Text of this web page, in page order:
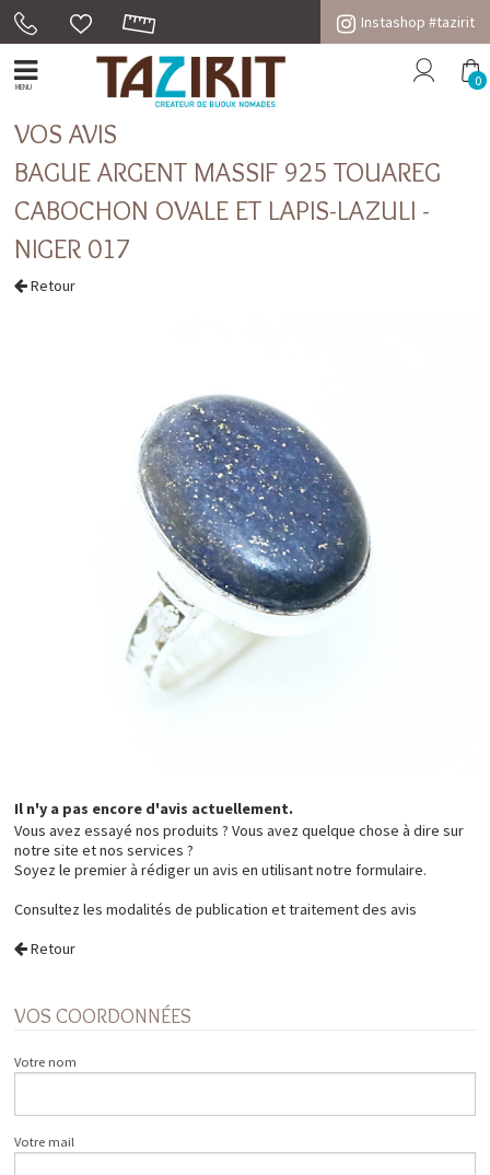
Instashop #tazirit
MENU 0
VOS AVIS
BAGUE ARGENT MASSIF 925 TOUAREG
CABOCHON OVALE ET LAPIS-LAZULI -
NIGER 017
Retour
Il n'y a pas encore d'avis actuellement.
Vous avez essayé nos produits ? Vous avez quelque chose à dire sur
notre site et nos services ?
Soyez le premier à rédiger un avis en utilisant notre formulaire.
Consultez lesmodalités de publication et traitement des avis
Retour
VOS COORDONNÉES
Votre nom
Votre mail